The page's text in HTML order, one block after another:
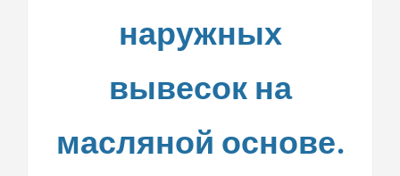
наружных
вывесок на
масляной основе.